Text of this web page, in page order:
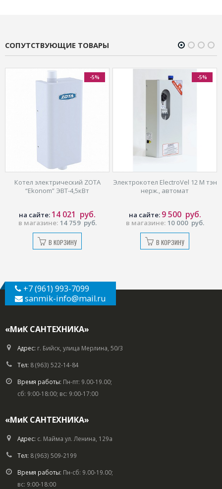
СОПУТСТВУЮЩИЕ ТОВАРЫ
-5%
Котел электрический ZOTA
“Ekonom” ЭВТ-4,5кВт
в магазине: 14 759 руб.
на сайте: 14 021 руб.
В КОРЗИНУ
-5%
Электрокотел ElectroVel 12 M тэн
нерж., автомат
в магазине: 10 000 руб.
на сайте: 9 500 руб.
В КОРЗИНУ
+7 (961) 993-7099
sanmik-info@mail.ru
«МиК САНТЕХНИКА»
Адрес: г. Бийск, улица Мерлина, 50/3
Тел: 8 (963) 522-14-84
Время работы: Пн-пт: 9.00-19.00;
сб: 9:00-18:00; вс: 9:00-17:00
«МиК САНТЕХНИКА»
Адрес: с. Майма ул. Ленина, 129а
Тел: 8 (963) 509-2199
Время работы: Пн-сб: 9.00-19.00;
вс: 9:00-18:00